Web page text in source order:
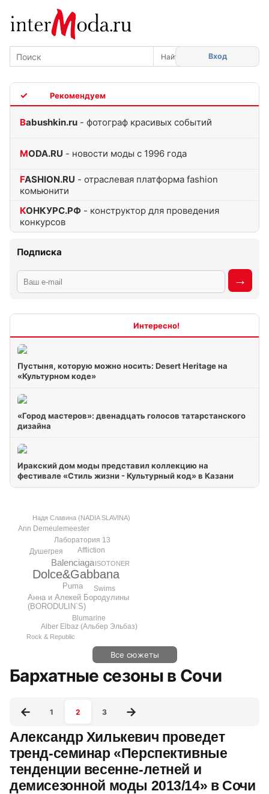
Вход
Babushkin.ru - фотограф красивых событий
MODA.RU - новости моды с 1996 года
FASHION.RU - отраслевая платформа fashion
комьюнити
КОНКУРС.РФ - конструктор для проведения
конкурсов
Подписка
Пустыня, которую можно носить: Desert Heritage на
«Культурном коде»
«Город мастеров»: двенадцать голосов татарстанского
дизайна
Иракский дом моды представил коллекцию на
фестивале «Стиль жизни - Культурный код» в Казани
Dolce&Gabbana
Balenciaga
Puma
Анна и Алекей Бородулины
(BORODULIN`S)
Affliction
Душегрея
Swims
Лаборатория 13
Blumarine
Alber Elbaz (Альбер Эльбаз)
Ann Demeulemeester
Надя Славина (NADIA SLAVINA)
ISOTONER
Rock & Republic
Все сюжеты
Бархатные сезоны в Сочи
1 2 3
Александр Хилькевич проведет
тренд-семинар «Перспективные
тенденции весенне-летней и
демисезонной моды 2013/14» в Сочи